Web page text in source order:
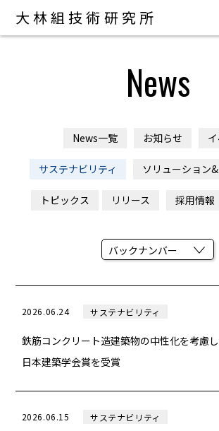
大林組技術研究所
News
News一覧 お知らせ
サステナビリティ ソリューション
トピックス リリース 採用情報
2026.06.24 サステナビリティ
鉄筋コンクリート造建築物の中性化を考慮
日本建築学会賞を受賞
2026.06.15 サステナビリティ